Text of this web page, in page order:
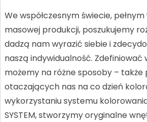
We współczesnym świecie,
masowej produkcji, poszukujemy
dadzą nam wyrazić siebie i
naszą indywidualność. Zdefiniować
możemy na różne sposoby –
otaczających nas na co dzień
wykorzystaniu systemu kolorowania
SYSTEM, stworzymy oryginalne